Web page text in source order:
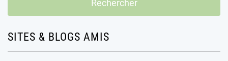
SITES & BLOGS AMIS